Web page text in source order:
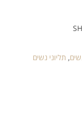
, תליוני נשים